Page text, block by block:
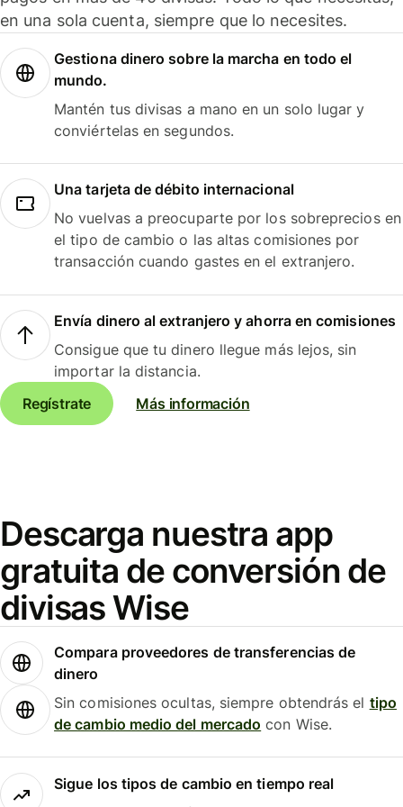
en una sola cuenta, siempre que lo necesites.
Gestiona dinero sobre la marcha en todo el
mundo.
Mantén tus divisas a mano en un solo lugar y
conviértelas en segundos.
Una tarjeta de débito internacional
No vuelvas a preocuparte por los sobreprecios en
el tipo de cambio o las altas comisiones por
transacción cuando gastes en el extranjero.
Envía dinero al extranjero y ahorra en comisiones
Consigue que tu dinero llegue más lejos, sin
importar la distancia.
Regístrate
Más información
Descarga nuestra app
gratuita de conversión de
divisas Wise
Compara proveedores de transferencias de
dinero
Sin comisiones ocultas, siempre obtendrás el tipo
de cambio medio del mercado con Wise.
Sigue los tipos de cambio en tiempo real